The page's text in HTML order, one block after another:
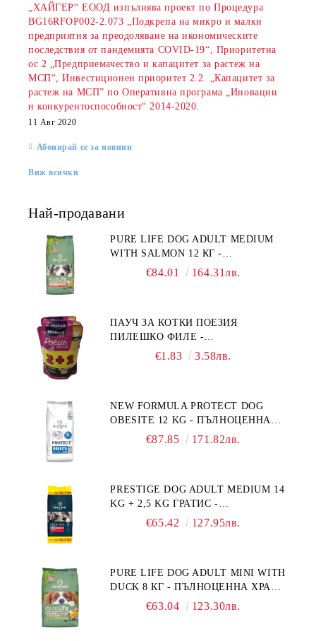
„ХАЙГЕР“ ЕООД изпълнява проект по Процедура
BG16RFOP002-2.073 „Подкрепа на микро и малки
предприятия за преодоляване на икономическите
последствия от пандемията COVID-19“, Приоритетна
ос 2 „Предприемачество и капацитет за растеж на
МСП“, Инвестиционен приоритет 2.2. „Капацитет за
растеж на МСП” по Оперативна програма „Иновации
и конкурентоспособност“ 2014-2020.
11 Авг 2020
Абонирай се за новини
Виж всички
Най-продавани
PURE LIFE DOG ADULT MEDIUM
WITH SALMON 12 КГ -
ПЪЛНОЦЕННА ХРАНА ЗА
БЕЗ ЗЪРНО, БЕЗ ГЛУТЕН.
ПРОИЗВЕДЕНА ВЪВ ФРАНЦИЯ.
€84.01 164.31лв.
ПАУЧ ЗА КОТКИ ПОЕЗИЯ
ПИЛЕШКО ФИЛЕ -
ПРОМОКОМПЛЕКТ 3 БР.
€1.83 3.58лв.
NEW FORMULA PROTECT DOG
OBESITE 12 KG - ПЪЛНОЦЕННА
ДИЕТИЧНА ХРАНА ЗА КУЧЕТА
"РЕГУЛИРАНЕ НА ВНОСА НА
ГЛЮКОЗА (DIABETES MELLITUS)."
€87.85 171.82лв.
PRESTIGE DOG ADULT MEDIUM 14
KG + 2,5 KG ГРАТИС -
ПЪЛНОЦЕННА ХРАНА ЗА
€65.42 127.95лв.
PURE LIFE DOG ADULT MINI WITH
DUCK 8 КГ - ПЪЛНОЦЕННА ХРАНА
ЗА ПОРАСНАЛИ КУЧЕТА ОТ
€63.04 123.30лв.